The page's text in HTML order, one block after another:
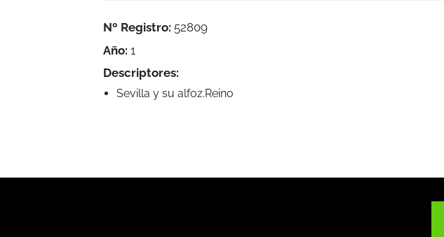
Nº Registro: 52809
Año: 1
Descriptores:
Sevilla y su alfoz.Reino